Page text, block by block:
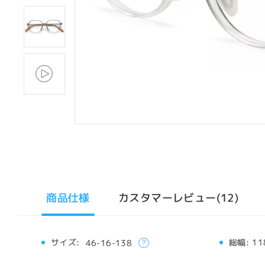
商品仕様 カスタマーレビュー(12)
サイズ: 46-16-138 総幅: